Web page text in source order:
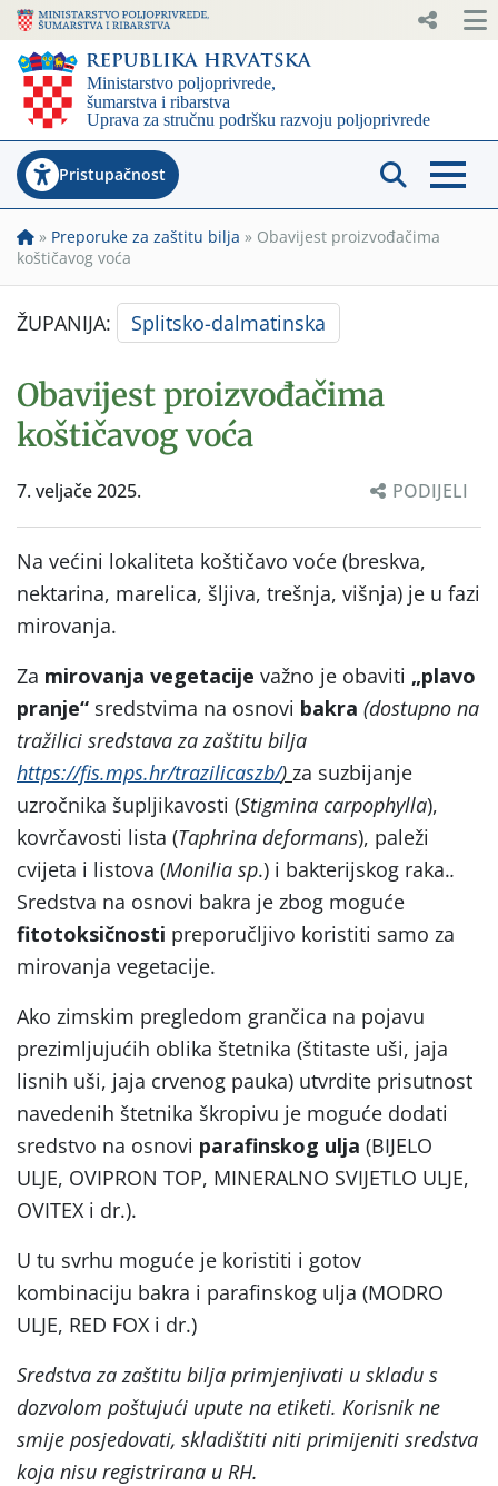
Pristupačnost
» Preporuke za zaštitu bilja » Obavijest proizvođačima
koštičavog voća
ŽUPANIJA: Splitsko-dalmatinska
Obavijest proizvođačima
koštičavog voća
7. veljače 2025. PODIJELI
Na većini lokaliteta koštičavo voće (breskva,
nektarina, marelica, šljiva, trešnja, višnja) je u fazi
mirovanja.
Za mirovanja vegetacije važno je obaviti „plavo
pranje“ sredstvima na osnovi bakra (dostupno na
tražilici sredstava za zaštitu bilja
https://fis.mps.hr/trazilicaszb/) za suzbijanje
uzročnika šupljikavosti (Stigmina carpophylla),
kovrčavosti lista (Taphrina deformans), paleži
cvijeta i listova (Monilia sp.) i bakterijskog raka..
Sredstva na osnovi bakra je zbog moguće
fitotoksičnosti preporučljivo koristiti samo za
mirovanja vegetacije.
Ako zimskim pregledom grančica na pojavu
prezimljujućih oblika štetnika (štitaste uši, jaja
lisnih uši, jaja crvenog pauka) utvrdite prisutnost
navedenih štetnika škropivu je moguće dodati
sredstvo na osnovi parafinskog ulja (BIJELO
ULJE, OVIPRON TOP, MINERALNO SVIJETLO ULJE,
OVITEX i dr.).
U tu svrhu moguće je koristiti i gotov
kombinaciju bakra i parafinskog ulja (MODRO
ULJE, RED FOX i dr.)
Sredstva za zaštitu bilja primjenjivati u skladu s
dozvolom poštujući upute na etiketi. Korisnik ne
smije posjedovati, skladištiti niti primijeniti sredstva
koja nisu registrirana u RH.